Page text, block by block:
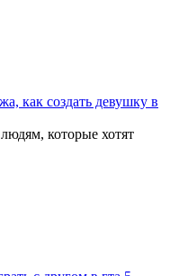
как создать девушку в
которые хотят